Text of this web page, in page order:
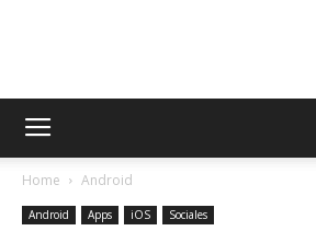
AppsTonic
Home Android
Android Apps iOS Sociales